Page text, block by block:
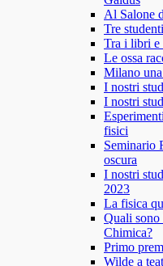
Al Salone
Tre
Tra i libri
Le ossa
Milano
I nostri
I nostri
fisici
Seminario
oscura
I nostri
2023
La fisica
Quali sono
Chimica?
Primo
Wilde a